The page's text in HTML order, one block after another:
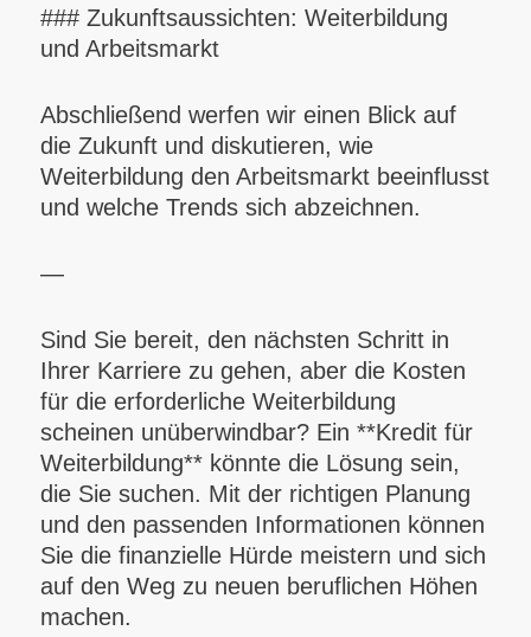
### Zukunftsaussichten: Weiterbildung
und Arbeitsmarkt
Abschließend werfen wir einen Blick auf
die Zukunft und diskutieren, wie
Weiterbildung den Arbeitsmarkt beeinflusst
und welche Trends sich abzeichnen.
—
Sind Sie bereit, den nächsten Schritt in
Ihrer Karriere zu gehen, aber die Kosten
für die erforderliche Weiterbildung
scheinen unüberwindbar? Ein **Kredit für
Weiterbildung** könnte die Lösung sein,
die Sie suchen. Mit der richtigen Planung
und den passenden Informationen können
Sie die finanzielle Hürde meistern und sich
auf den Weg zu neuen beruflichen Höhen
machen.